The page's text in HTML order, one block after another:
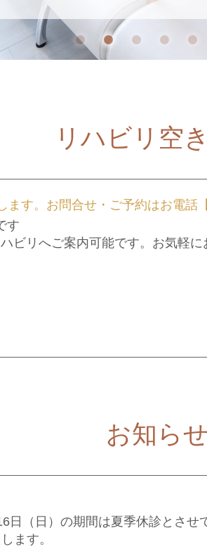
リハビリ空
す。お問合せ・ご予約はお電話
す
ビリへご案内可能です。お気軽に
お知らせ
（日）の期間は夏季休診とさせ
ます。